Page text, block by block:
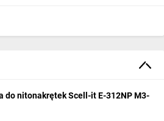
do nitonakrętek Scell-it E-312NP M3-